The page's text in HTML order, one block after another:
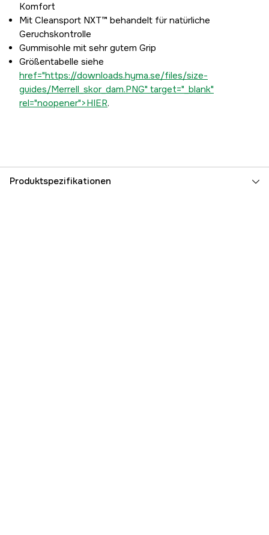
Komfort
Mit Cleansport NXT™ behandelt für natürliche
Geruchskontrolle
Gummisohle mit sehr gutem Grip
Größentabelle siehe
href="https://downloads.hyma.se/files/size-
guides/Merrell_skor_dam.PNG" target="_blank"
rel="noopener">HIER.
Produktspezifikationen